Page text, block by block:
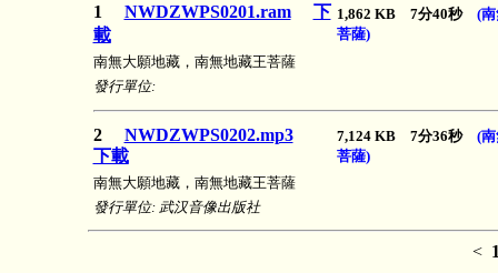
1 NWDZWPS0201.ram
下
載
1,862 KB 7分40秒 (
菩薩)
南無大願地藏，南無地藏王菩薩
發行單位:
2 NWDZWPS0202.mp3
下載
7,124 KB 7分36秒 (
菩薩)
南無大願地藏，南無地藏王菩薩
發行單位: 武汉音像出版社
<